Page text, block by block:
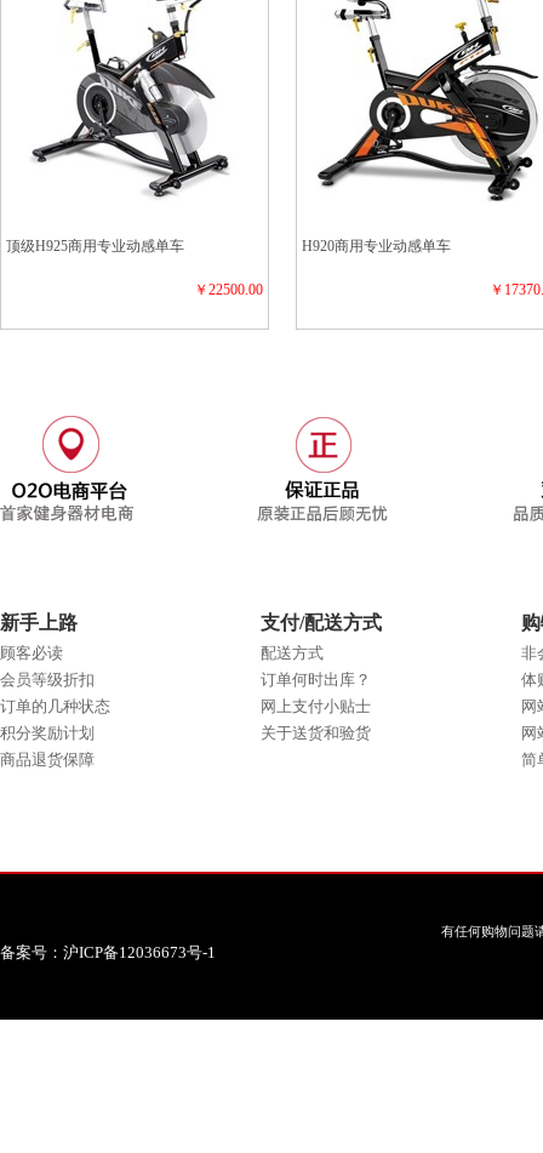
顶级H925商用专业动感单车
￥22500.00
H920商用专业动感单车
￥
新手上路
顾客必读
会员等级折扣
订单的几种状态
积分奖励计划
商品退货保障
支付/配送方式
配送方式
订单何时出库？
网上支付小贴士
关于送货和验货
非
体
网
网
简
有任何购物问题
备案号：沪ICP备12036673号-1